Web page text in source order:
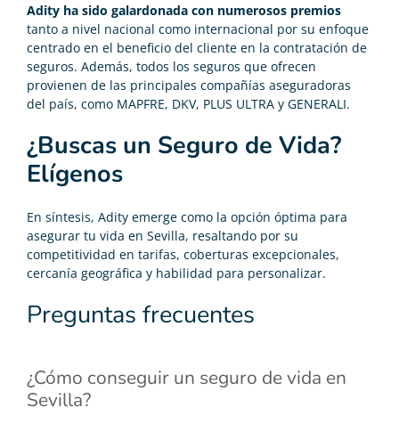
Adity ha sido galardonada con numerosos premios
tanto a nivel nacional como internacional por su enfoque
centrado en el beneficio del cliente en la contratación de
seguros. Además, todos los seguros que ofrecen
provienen de las principales compañías aseguradoras
del país, como MAPFRE, DKV, PLUS ULTRA y GENERALI.
¿Buscas un Seguro de Vida?
Elígenos
En síntesis, Adity emerge como la opción óptima para
asegurar tu vida en Sevilla, resaltando por su
competitividad en tarifas, coberturas excepcionales,
cercanía geográfica y habilidad para personalizar.
Preguntas frecuentes
¿Cómo conseguir un seguro de vida en
Sevilla?